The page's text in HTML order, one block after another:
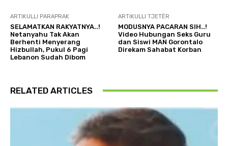
ARTIKULLI PARAPRAK
SELAMATKAN RAKYATNYA..!
Netanyahu Tak Akan
Berhenti Menyerang
Hizbullah, Pukul 6 Pagi
Lebanon Sudah Dibom
ARTIKULLI TJETËR
MODUSNYA PACARAN SIH..!
Video Hubungan Seks Guru
dan Siswi MAN Gorontalo
Direkam Sahabat Korban
RELATED ARTICLES